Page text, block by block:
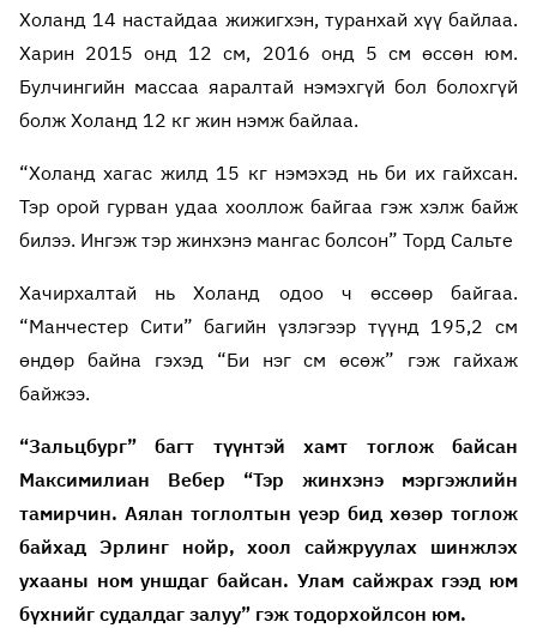
Холанд 14 настайдаа жижигхэн, туранхай хүү байлаа.
Харин 2015 онд 12 см, 2016 онд 5 см өссөн юм.
Булчингийн массаа яаралтай нэмэхгүй бол болохгүй
болж Холанд 12 кг жин нэмж байлаа.
“Холанд хагас жилд 15 кг нэмэхэд нь би их гайхсан.
Тэр орой гурван удаа хооллож байгаа гэж хэлж байж
билээ. Ингэж тэр жинхэнэ мангас болсон” Торд Сальте
Хачирхалтай нь Холанд одоо ч өссөөр байгаа.
“Манчестер Сити” багийн үзлэгээр түүнд 195,2 см
өндөр байна гэхэд “Би нэг см өсөж” гэж гайхаж
байжээ.
“Зальцбург” багт түүнтэй хамт тоглож байсан
Максимилиан Вебер “Тэр жинхэнэ мэргэжлийн
тамирчин. Аялан тоглолтын үеэр бид хөзөр тоглож
байхад Эрлинг нойр, хоол сайжруулах шинжлэх
ухааны ном уншдаг байсан. Улам сайжрах гээд юм
бүхнийг судалдаг залуу” гэж тодорхойлсон юм.